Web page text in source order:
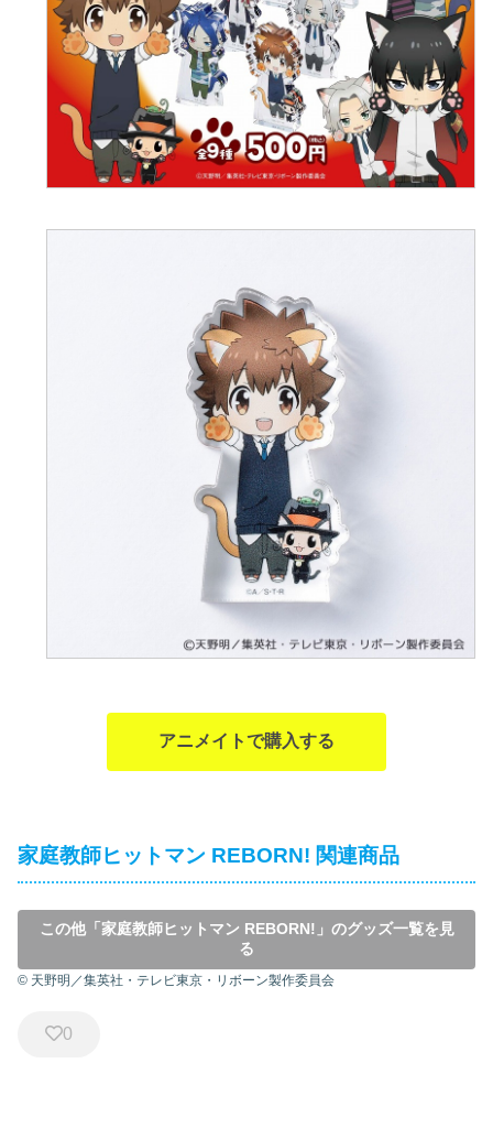
アニメイトで購入する
家庭教師ヒットマン REBORN! 関連商品
この他「家庭教師ヒットマン REBORN!」のグッズ一覧を見
る
© 天野明／集英社・テレビ東京・リボーン製作委員会
0